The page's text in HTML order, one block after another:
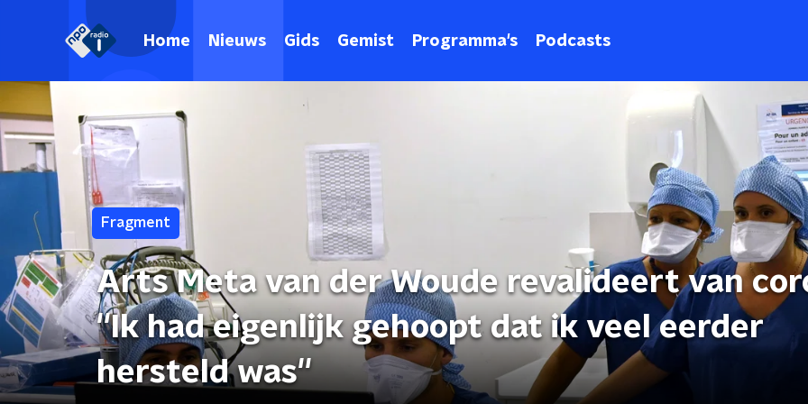
Home Nieuws Gids Gemist Programma's Podcasts
Fragment
Arts Meta van der Woude revalideert van
''Ik had eigenlijk gehoopt dat ik veel eerder
hersteld was''